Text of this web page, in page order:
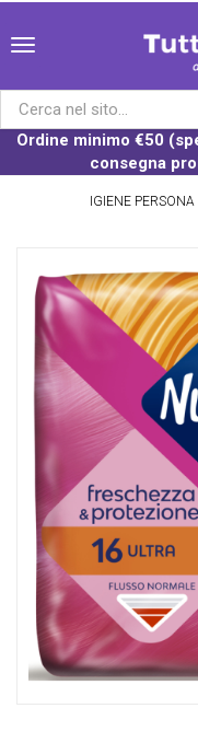
Ordine minimo €50
consegna
IGIENE PERSONA